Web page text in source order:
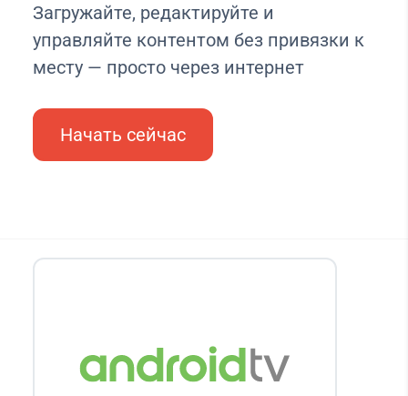
Загружайте, редактируйте и
управляйте контентом без привязки к
месту — просто через интернет
Начать сейчас